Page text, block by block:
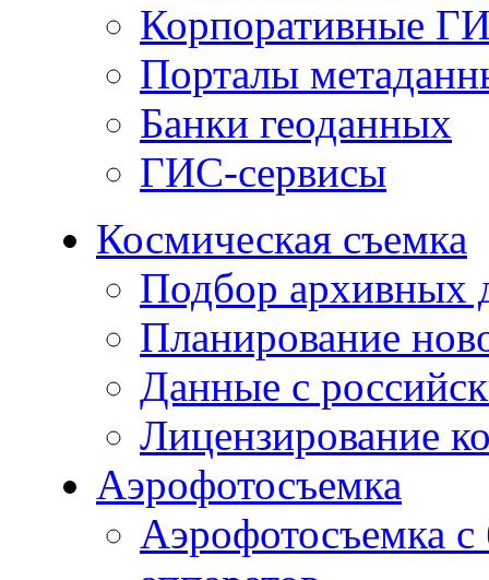
Корпоративные
Порталы
Банки геоданных
ГИС-сервисы
Космическая съемка
Подбор архивных
Планирование
Данные с
Лицензирование
Аэрофотосъемка
Аэрофотосъемка с